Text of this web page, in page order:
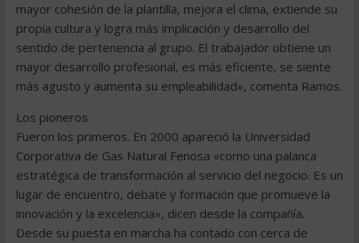
mayor cohesión de la plantilla, mejora el clima, extiende su
propia cultura y logra más implicación y desarrollo del
sentido de pertenencia al grupo. El trabajador obtiene un
mayor desarrollo profesional, es más eficiente, se siente
más agusto y aumenta su empleabilidad», comenta Ramos.
Los pioneros
Fueron los primeros. En 2000 apareció la Universidad
Corporativa de Gas Natural Fenosa «como una palanca
estratégica de transformación al servicio del negocio. Es un
lugar de encuentro, debate y formación que promueve la
innovación y la excelencia», dicen desde la compañía.
Desde su puesta en marcha ha contado con cerca de